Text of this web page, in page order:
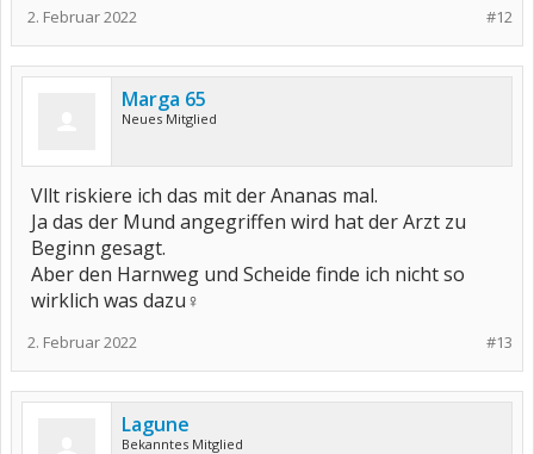
#12
2. Februar 2022
Marga 65
Neues Mitglied
Vllt riskiere ich das mit der Ananas mal.
Ja das der Mund angegriffen wird hat der Arzt zu
Beginn gesagt.
Aber den Harnweg und Scheide finde ich nicht so
wirklich was dazu‍♀️
#13
2. Februar 2022
Lagune
Bekanntes Mitglied